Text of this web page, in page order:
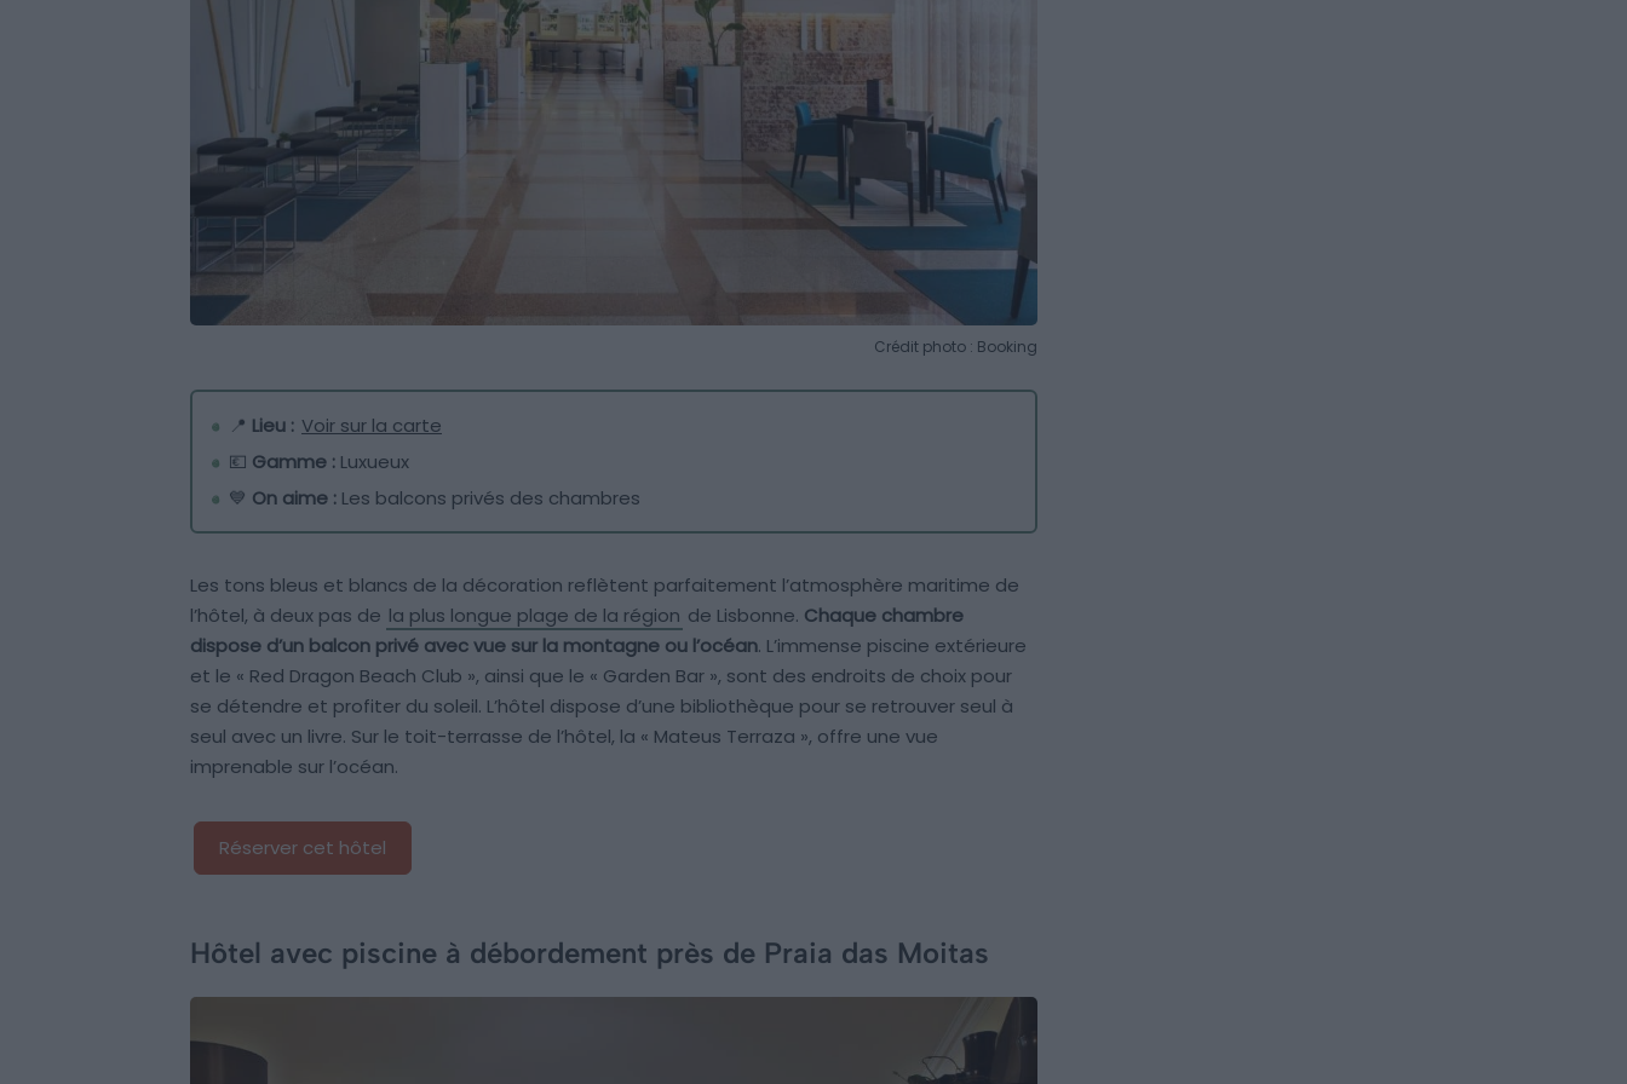
Crédit photo : Booking
📍 Lieu : Voir sur la carte
💶 Gamme : Luxueux
💙 On aime : Les balcons privés des chambres
Les tons bleus et blancs de la décoration reflètent parfaitement l’atmosphère maritime de
l’hôtel, à deux pas de la plus longue plage de la région de Lisbonne. Chaque chambre
dispose d’un balcon privé avec vue sur la montagne ou l’océan. L’immense piscine extérieure
et le « Red Dragon Beach Club », ainsi que le « Garden Bar », sont des endroits de choix pour
se détendre et profiter du soleil. L’hôtel dispose d’une bibliothèque pour se retrouver seul à
seul avec un livre. Sur le toit-terrasse de l’hôtel, la « Mateus Terraza », offre une vue
imprenable sur l’océan.
Réserver cet hôtel
Hôtel avec piscine à débordement près de Praia das Moitas